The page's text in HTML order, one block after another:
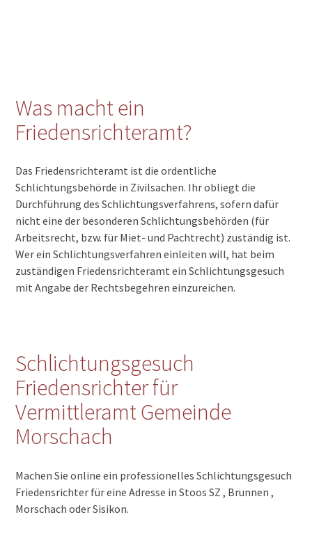
Was macht ein
Friedensrichteramt?
Das Friedensrichteramt ist die ordentliche
Schlichtungsbehörde in Zivilsachen. Ihr obliegt die
Durchführung des Schlichtungsverfahrens, sofern dafür
nicht eine der besonderen Schlichtungsbehörden (für
Arbeitsrecht, bzw. für Miet- und Pachtrecht) zuständig ist.
Wer ein Schlichtungsverfahren einleiten will, hat beim
zuständigen Friedensrichteramt ein Schlichtungsgesuch
mit Angabe der Rechtsbegehren einzureichen.
Schlichtungsgesuch
Friedensrichter für
Vermittleramt Gemeinde
Morschach
Machen Sie online ein professionelles Schlichtungsgesuch
Friedensrichter für eine Adresse in Stoos SZ , Brunnen ,
Morschach oder Sisikon.